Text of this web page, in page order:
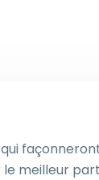
meilleur